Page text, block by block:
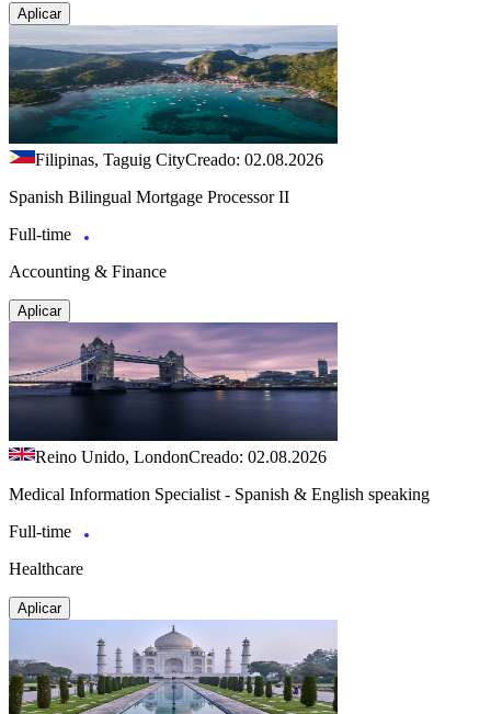
Aplicar
Filipinas, Taguig CityCreado: 02.08.2026
Spanish Bilingual Mortgage Processor II
Full-time
Accounting & Finance
Aplicar
Reino Unido, LondonCreado: 02.08.2026
Medical Information Specialist - Spanish & English speaking
Full-time
Healthcare
Aplicar